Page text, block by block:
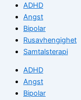
ADHD
Angst
Bipolar
Rusavhengighet
Samtalsterapi
ADHD
Angst
Bipolar